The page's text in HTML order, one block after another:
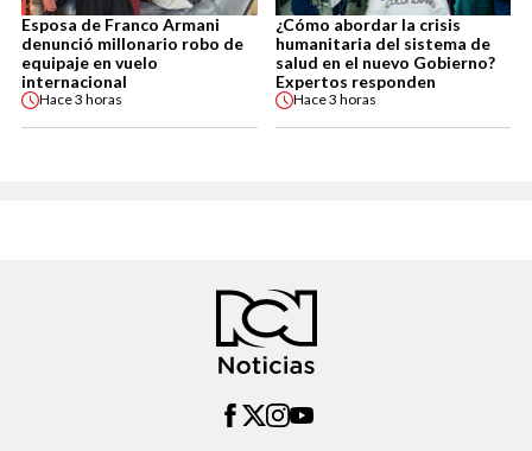
Esposa de Franco Armani
denunció millonario robo de
equipaje en vuelo
internacional
Hace3 horas
¿Cómo abordar la crisis
humanitaria del sistema de
salud en el nuevo Gobierno?
Expertos responden
Hace3 horas